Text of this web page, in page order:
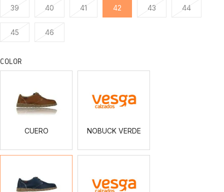
39 40 41 42 43 44
45 46
COLOR
CUERO NOBUCK VERDE